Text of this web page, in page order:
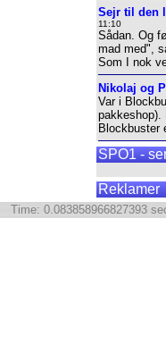
Sejr til den
11:10
Sådan. Og
mad med",
Som I nok
Nikolaj og
Var i
pakkeshop).
Blockbuster
SPO1 -
Reklamer
Time: 0.083858966827393